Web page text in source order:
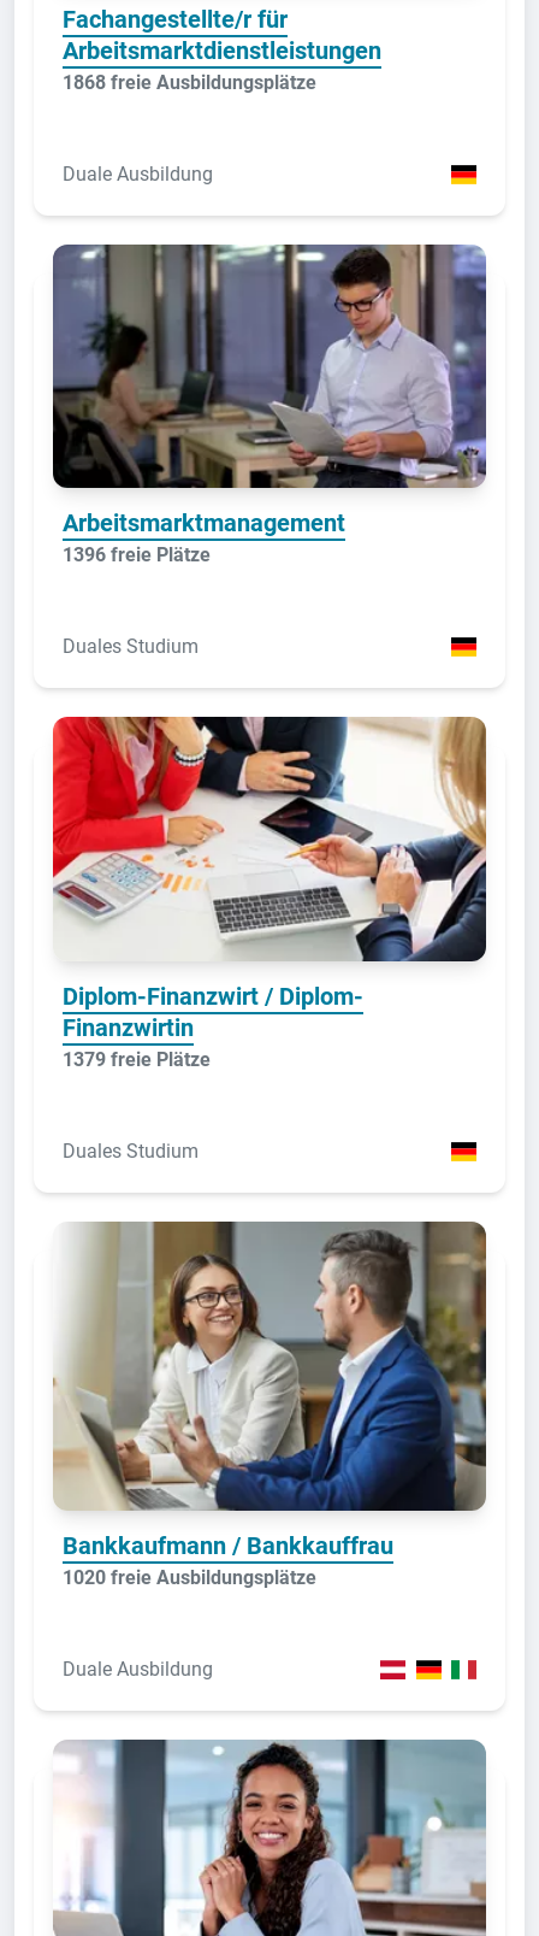
Fachangestellte/r für
Arbeitsmarktdienstleistungen
1868 freie Ausbildungsplätze
Duale Ausbildung
Arbeitsmarktmanagement
1396 freie Plätze
Duales Studium
Diplom-Finanzwirt / Diplom-
Finanzwirtin
1379 freie Plätze
Duales Studium
Bankkaufmann / Bankkauffrau
1020 freie Ausbildungsplätze
Duale Ausbildung